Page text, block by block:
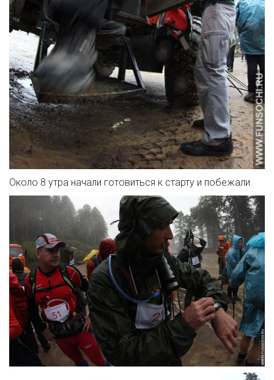
Около 8 утра начали готовиться к старту и побежали.